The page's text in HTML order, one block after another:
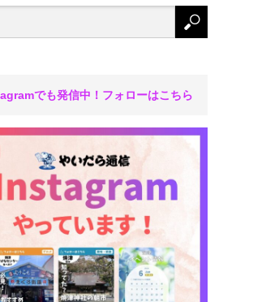
でも発信中！フォローはこちら